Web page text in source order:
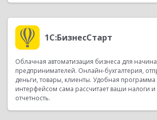
1С:БизнесСтарт
Облачная автоматизация бизнеса для
предпринимателей. Онлайн-бухгалтерия,
деньги, товары, клиенты. Удобная программа
интерфейсом сама рассчитает ваши налоги и
отчетность.